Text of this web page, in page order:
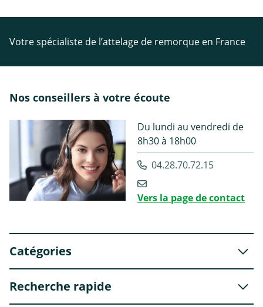
Votre spécialiste de l’attelage de remorque en France
Nos conseillers à votre écoute
Du lundi au vendredi de
8h30 à 18h00
04.28.70.72.15
Vers la page de contact
Catégories
Recherche rapide